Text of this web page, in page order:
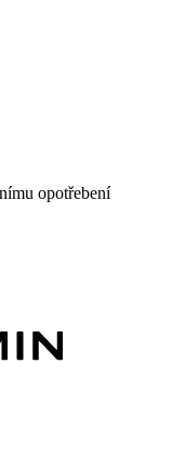
opotřebení